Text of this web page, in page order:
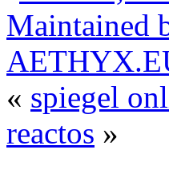
« spiegel
reactos »